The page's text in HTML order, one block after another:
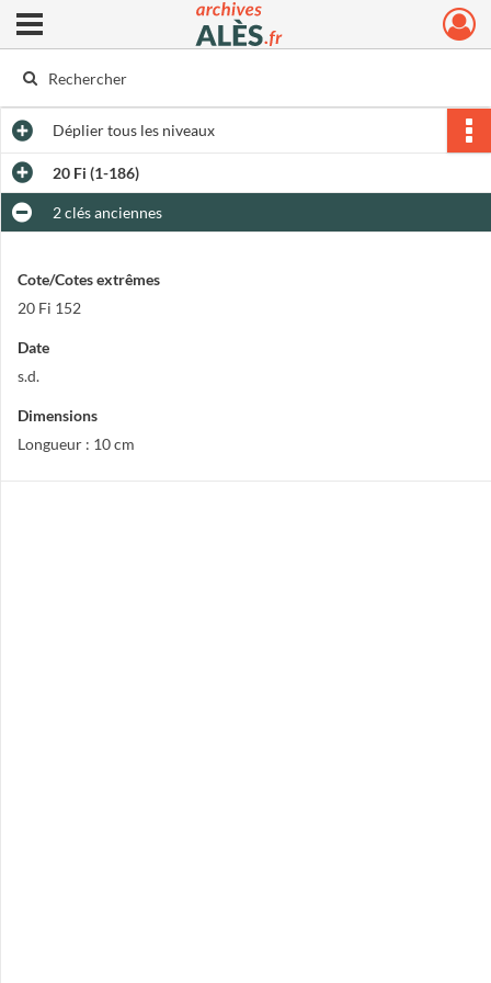
Archives municipales d'Alès
Ouvrir le menu déroulant
Dépliertous les niveaux
20 Fi (1-186)
2 clés anciennes
Cote/Cotes extrêmes
20 Fi 152
Date
s.d.
Dimensions
Longueur : 10 cm